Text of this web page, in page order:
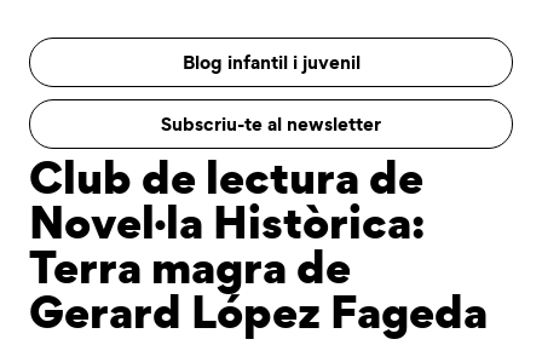
Blog infantil i juvenil
Subscriu-te al newsletter
Club de lectura de
Novel·la Històrica:
Terra magra de
Gerard López Fageda